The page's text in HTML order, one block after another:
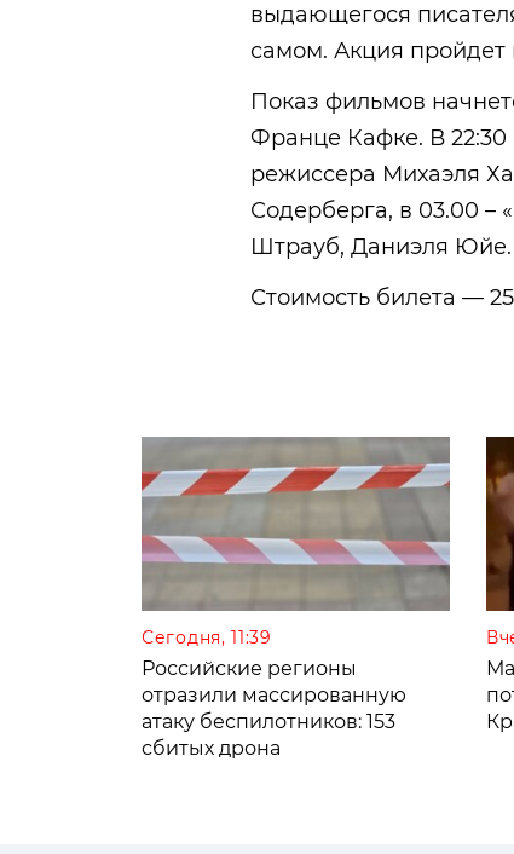
выдающегося
самом. Акция пройдет
Показ фильмов
Франце Кафке. В 22:30
режиссера Михаэля
Содерберга, в 03.00 –
Штрауб, Даниэля Юйе.
Стоимость билета —
Сегодня, 11:39
Российские регионы
отразили массированную
атаку беспилотников: 153
сбитых дрона